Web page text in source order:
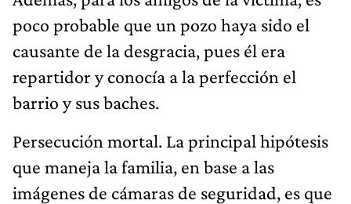
poco probable que un pozo haya sido el
causante de la desgracia, pues él era
repartidor y conocía a la perfección el
barrio y sus baches.
Persecución mortal. La principal hipótesis
que maneja la familia, en base a las
imágenes de cámaras de seguridad, es que